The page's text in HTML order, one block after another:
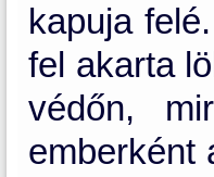
kapuja
fel akarta
védőn,
emberként